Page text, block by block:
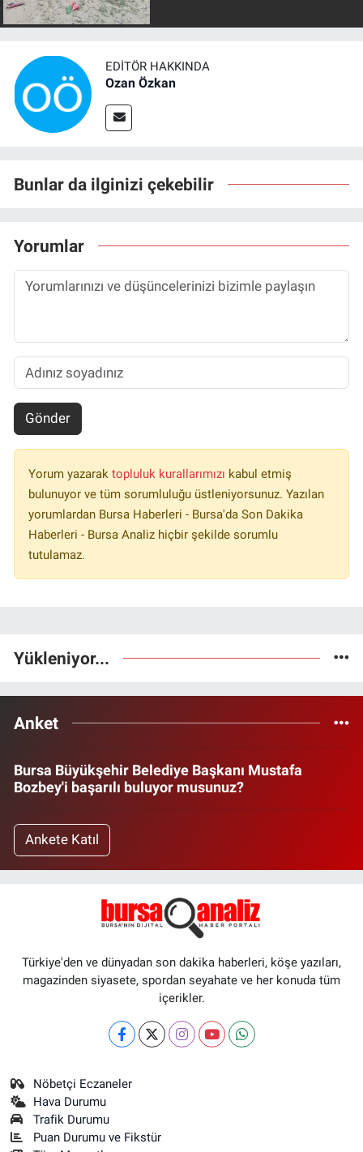
EDITÖR HAKKINDA
Ozan Özkan
Bunlar da ilginizi çekebilir
Yorumlar
Gönder
Yorum yazarak topluluk kurallarımızı kabul etmiş
bulunuyor ve tüm sorumluluğu üstleniyorsunuz. Yazılan
yorumlardan Bursa Haberleri - Bursa'da Son Dakika
Haberleri - Bursa Analiz hiçbir şekilde sorumlu
tutulamaz.
Yükleniyor...
Anket
Bursa Büyükşehir Belediye Başkanı Mustafa
Bozbey'i başarılı buluyor musunuz?
Ankete Katıl
Türkiye'den ve dünyadan son dakika haberleri, köşe yazıları,
magazinden siyasete, spordan seyahate ve her konuda tüm
içerikler.
Nöbetçi Eczaneler
Hava Durumu
Trafik Durumu
Puan Durumu ve Fikstür